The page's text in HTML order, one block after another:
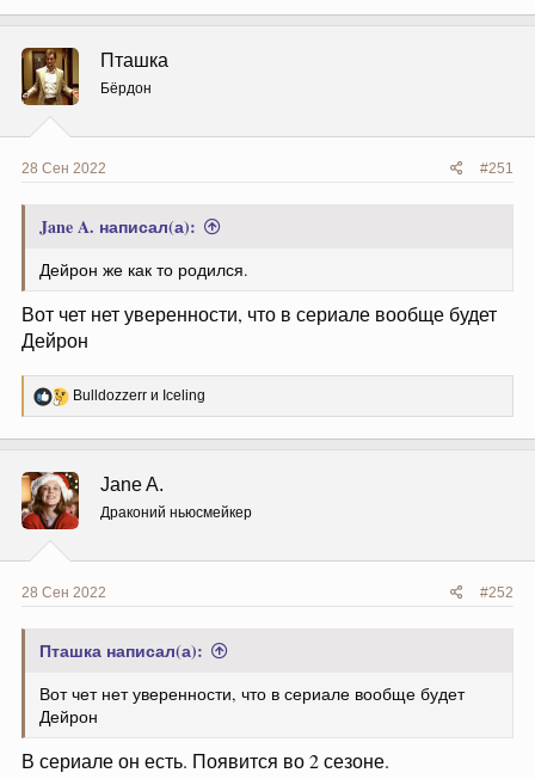
Пташка
Бёрдон
28 Сен 2022 #251
Jane A. написал(а):
Дейрон же как то родился.
Вот чет нет уверенности, что в сериале вообще будет
Дейрон
Р
е
ц
и
и
:
Bulldozzerr и Iceling
Jane A.
Драконий ньюсмейкер
28 Сен 2022 #252
Пташка написал(а):
Вот чет нет уверенности, что в сериале вообще будет
Дейрон
В сериале он есть. Появится во 2 сезоне.